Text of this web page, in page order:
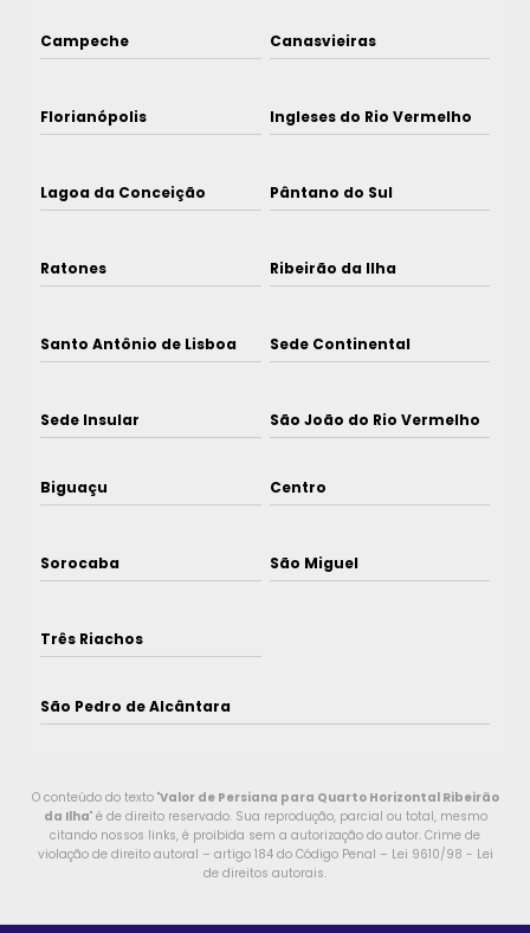
Campeche Canasvieiras
Florianópolis Ingleses do Rio Vermelho
Lagoa da Conceição Pântano do Sul
Ratones Ribeirão da Ilha
Santo Antônio de Lisboa Sede Continental
Sede Insular São João do Rio Vermelho
Biguaçu Centro
Sorocaba São Miguel
Três Riachos
São Pedro de Alcântara
O conteúdo do texto "Valor de Persiana para Quarto Horizontal Ribeirão
da Ilha" é de direito reservado. Sua reprodução, parcial ou total, mesmo
citando nossos links, é proibida sem a autorização do autor. Crime de
violação de direito autoral – artigo 184 do Código Penal – Lei 9610/98 - Lei
de direitos autorais.